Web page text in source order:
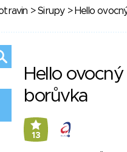
>Sirupy> Hello
Hello
borůvka
13